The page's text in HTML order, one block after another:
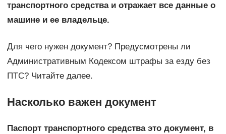
транспортного средства и отражает все данные о
машине и ее владельце.
Для чего нужен документ? Предусмотрены ли
Административным Кодексом штрафы за езду без
ПТС? Читайте далее.
Насколько важен документ
Паспорт транспортного средства это документ, в